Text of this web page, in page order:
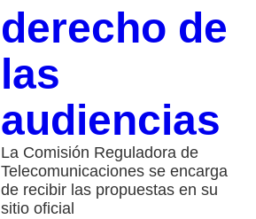
derecho de
las
audiencias
La Comisión Reguladora de
Telecomunicaciones se encarga
de recibir las propuestas en su
sitio oficial